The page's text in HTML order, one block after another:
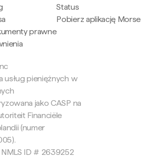
prawne
Status
Pobierz aplikację Morse
usług pieniężnych w
jako CASP na
Financiële
(numer
NMLS ID # 2639252